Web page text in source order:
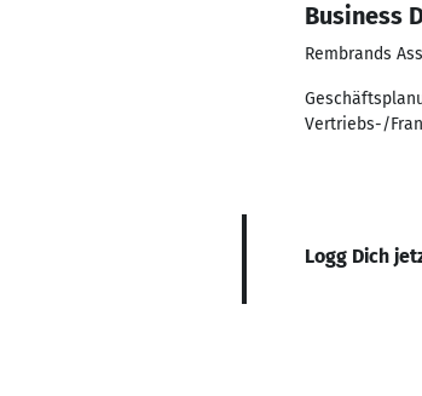
Business
Rembrands
Vertriebs-/
Logg Dich